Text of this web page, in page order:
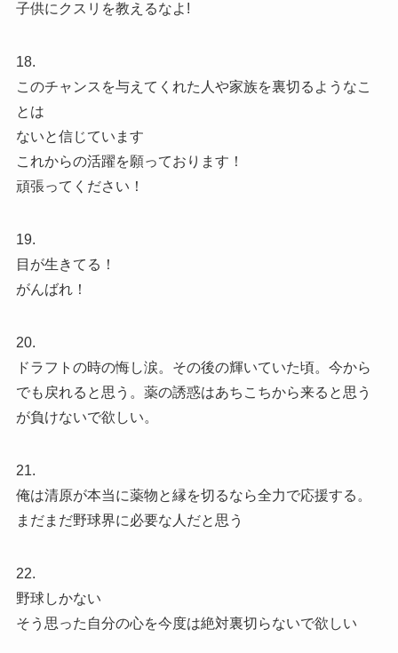
子供にクスリを教えるなよ!
18.
このチャンスを与えてくれた人や家族を裏切るようなこ
とは
ないと信じています
これからの活躍を願っております！
頑張ってください！
19.
目が生きてる！
がんばれ！
20.
ドラフトの時の悔し涙。その後の輝いていた頃。今から
でも戻れると思う。薬の誘惑はあちこちから来ると思う
が負けないで欲しい。
21.
俺は清原が本当に薬物と縁を切るなら全力で応援する。
まだまだ野球界に必要な人だと思う
22.
野球しかない
そう思った自分の心を今度は絶対裏切らないで欲しい